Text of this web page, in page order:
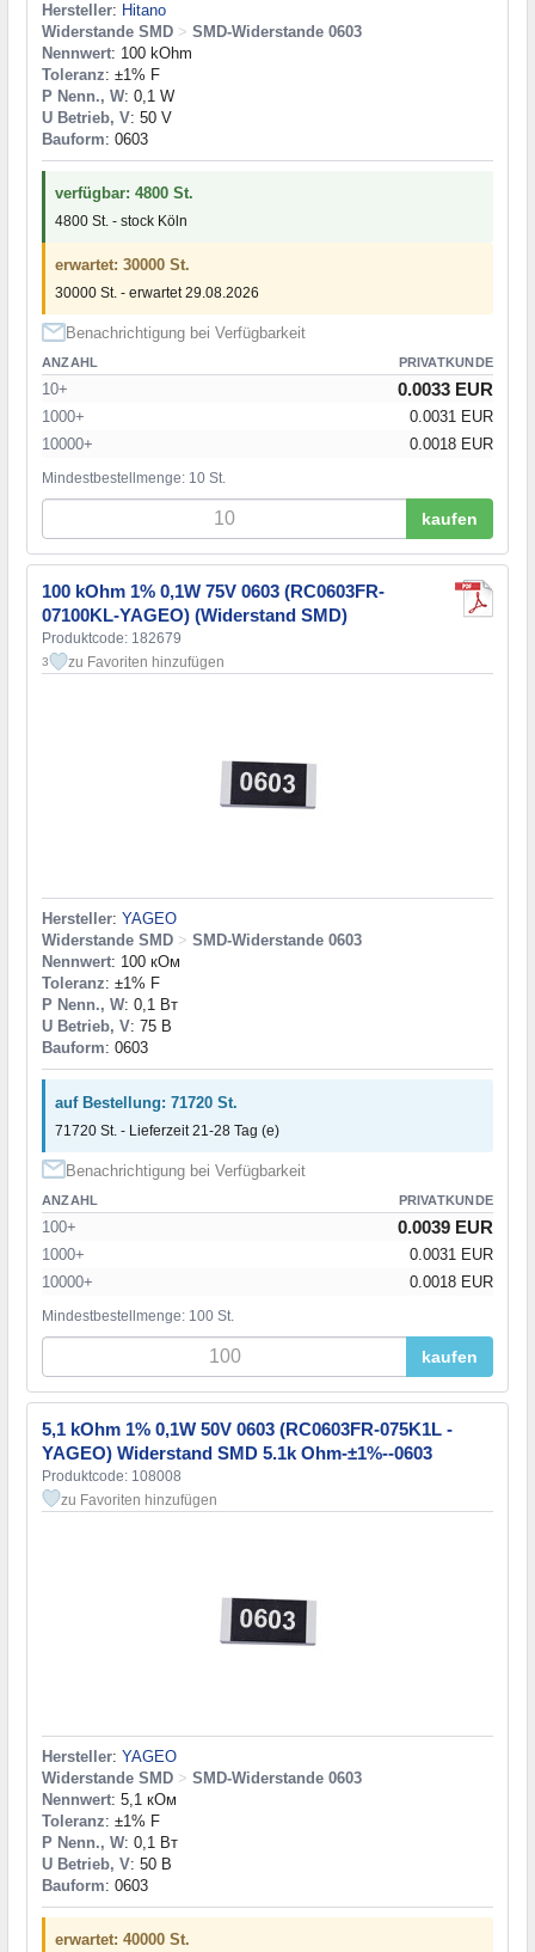
Hersteller: Hitano
Widerstande SMD > SMD-Widerstande 0603
Nennwert: 100 kOhm
Toleranz: ±1% F
P Nenn., W: 0,1 W
U Betrieb, V: 50 V
Bauform: 0603
verfügbar: 4800 St.
4800 St. - stock Köln
erwartet: 30000 St.
30000 St. - erwartet 29.08.2026
Benachrichtigung bei Verfügbarkeit
ANZAHL PRIVATKUNDE
10+ 0.0033 EUR
1000+
0.0031 EUR
10000+
0.0018 EUR
Mindestbestellmenge: 10 St.
kaufen
100 kOhm 1% 0,1W 75V 0603 (RC0603FR-
07100KL-YAGEO) (Widerstand SMD)
Produktcode: 182679
3 zu Favoriten hinzufügen
Hersteller: YAGEO
Widerstande SMD > SMD-Widerstande 0603
Nennwert: 100 кОм
Toleranz: ±1% F
P Nenn., W: 0,1 Вт
U Betrieb, V: 75 В
Bauform: 0603
auf Bestellung: 71720 St.
71720 St. - Lieferzeit 21-28 Tag (e)
Benachrichtigung bei Verfügbarkeit
ANZAHL PRIVATKUNDE
100+ 0.0039 EUR
1000+
0.0031 EUR
10000+
0.0018 EUR
Mindestbestellmenge: 100 St.
kaufen
5,1 kOhm 1% 0,1W 50V 0603 (RC0603FR-075K1L -
YAGEO) Widerstand SMD 5.1k Ohm-±1%--0603
Produktcode: 108008
zu Favoriten hinzufügen
Hersteller: YAGEO
Widerstande SMD > SMD-Widerstande 0603
Nennwert: 5,1 кОм
Toleranz: ±1% F
P Nenn., W: 0,1 Вт
U Betrieb, V: 50 В
Bauform: 0603
erwartet: 40000 St.